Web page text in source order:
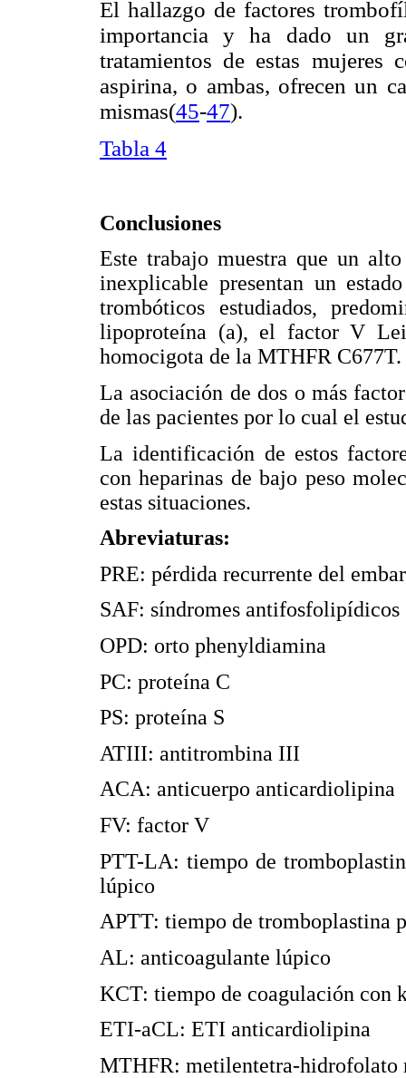
El hallazgo de factores
importancia y ha dado un
tratamientos de estas mujeres
aspirina, o ambas, ofrecen un
mismas(45-47).
Tabla 4
Conclusiones
Este trabajo muestra que un
inexplicable presentan un
trombóticos estudiados,
lipoproteína (a), el factor V
homocigota de la MTHFR C677T.
La asociación de dos o más
de las pacientes por lo cual el
La identificación de estos
con heparinas de bajo peso
estas situaciones.
Abreviaturas:
PRE: pérdida recurrente del
SAF: síndromes antifosfolipídicos
OPD: orto phenyldiamina
PC: proteína C
PS: proteína S
ATIII: antitrombina III
ACA: anticuerpo anticardiolipina
FV: factor V
PTT-LA: tiempo de
lúpico
APTT: tiempo de tromboplastina
AL: anticoagulante lúpico
KCT: tiempo de coagulación con
ETI-aCL: ETI anticardiolipina
MTHFR: metilentetra-hidrofolato